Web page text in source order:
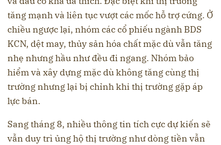
tăng mạnh và liên tục vượt các mốc hỗ trợ cứng. Ở
chiều ngược lại, nhóm các cổ phiếu ngành BDS
KCN, dệt may, thủy sản hóa chất mặc dù vẫn tăng
nhẹ nhưng hầu như đều đi ngang. Nhóm bảo
hiểm và xây dựng mặc dù không tăng cùng thị
trường nhưng lại bị chỉnh khi thị trường gặp áp
lực bán.
Sang tháng 8, nhiều thông tin tích cực dự kiến sẽ
vẫn duy trì ủng hộ thị trường như dòng tiền vẫn